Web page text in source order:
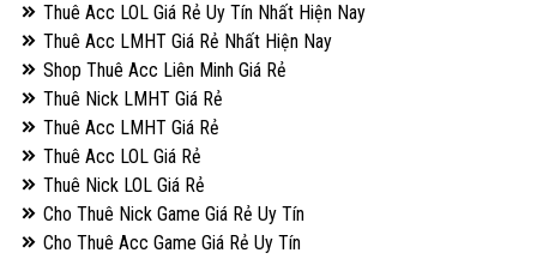
Thuê Acc LOL Giá Rẻ Uy Tín Nhất Hiện Nay
Thuê Acc LMHT Giá Rẻ Nhất Hiện Nay
Shop Thuê Acc Liên Minh Giá Rẻ
Thuê Nick LMHT Giá Rẻ
Thuê Acc LMHT Giá Rẻ
Thuê Acc LOL Giá Rẻ
Thuê Nick LOL Giá Rẻ
Cho Thuê Nick Game Giá Rẻ Uy Tín
Cho Thuê Acc Game Giá Rẻ Uy Tín